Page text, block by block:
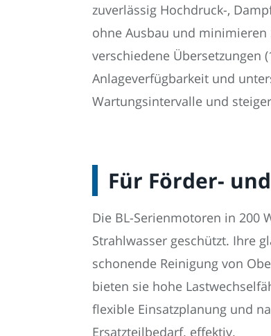
zuverlässig Hochdruck-,
ohne Ausbau und
verschiedene Übersetzungen
Anlageverfügbarkeit und
Wartungsintervalle und
Für Förder-
Die BL-Serienmotoren in 200
Strahlwasser geschützt. Ihre
schonende Reinigung von
bieten sie hohe
flexible Einsatzplanung und
Ersatzteilbedarf. effektiv.